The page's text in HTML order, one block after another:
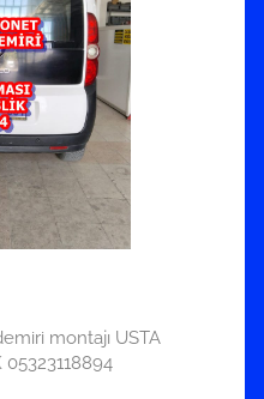
montajı USTA